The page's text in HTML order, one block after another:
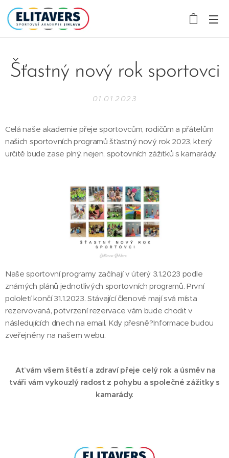
Šťastný nový rok sportovci
01.01.2023
Celá naše akademie přeje sportovcům, rodičům a přátelům
našich sportovních programů šťastný nový rok 2023, který
určitě bude zase plný, nejen, spotovních zážitků s kamarády.
Naše sportovní programy začínají v úterý 3.1.2023 podle
známých plánů jednotlivých sportovních programů. První
pololetí končí 31.1.2023. Stávající členové mají svá místa
rezervovaná, potvrzení rezervace vám bude chodit v
následujících dnech na email. Kdy přesně?Informace budou
zveřejněny na našem webu.
Ať vám všem štěstí a zdraví přeje celý rok a úsměv na
tváři vám vykouzlý radost z pohybu a společné zážitky s
kamarády.